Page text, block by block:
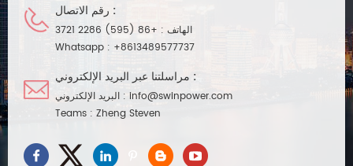
رقم الاتصال :
الهاتف : +86 (595) 2286 3721
Whatsapp : +8613489577737
مراسلتنا عبر البريد الإلكتروني :
البريد الإلكتروني : info@swinpower.com
Teams : Zheng Steven